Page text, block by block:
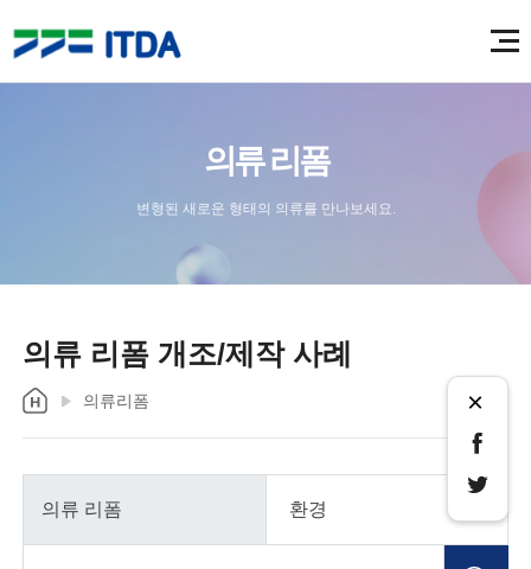
의류 리폼
변형된 새로운 형태의 의류를 만나보세요.
의류 리폼 개조/제작 사례
의류리폼 ×